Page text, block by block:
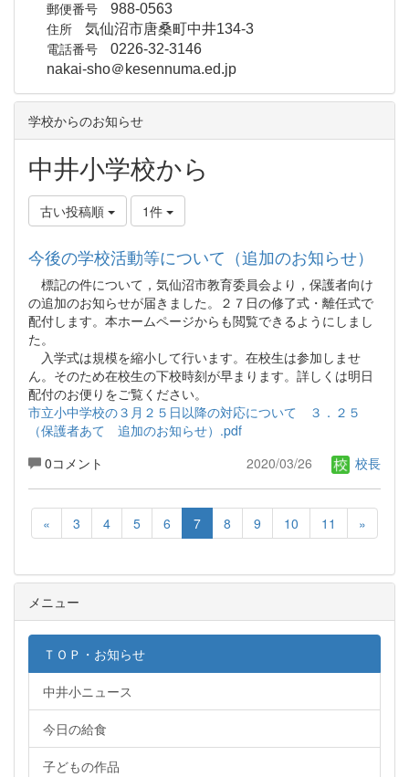
郵便番号 988-0563
住所 気仙沼市唐桑町中井134-3
電話番号 0226-32-3146
nakai-sho＠kesennuma.ed.jp
学校からのお知らせ
中井小学校から
古い投稿順 1件
今後の学校活動等について（追加のお知らせ）
標記の件について，気仙沼市教育委員会より，保護者向け
の追加のお知らせが届きました。２７日の修了式・離任式で
配付します。本ホームページからも閲覧できるようにしまし
た。
入学式は規模を縮小して行います。在校生は参加しませ
ん。そのため在校生の下校時刻が早まります。詳しくは明日
配付のお便りをご覧ください。
市立小中学校の３月２５日以降の対応について ３．２５
（保護者あて 追加のお知らせ）.pdf
0コメント
2020/03/26 校長
« 3 4 5 6 7 8 9 10 11 »
メニュー
ＴＯＰ・お知らせ
中井小ニュース
今日の給食
子どもの作品